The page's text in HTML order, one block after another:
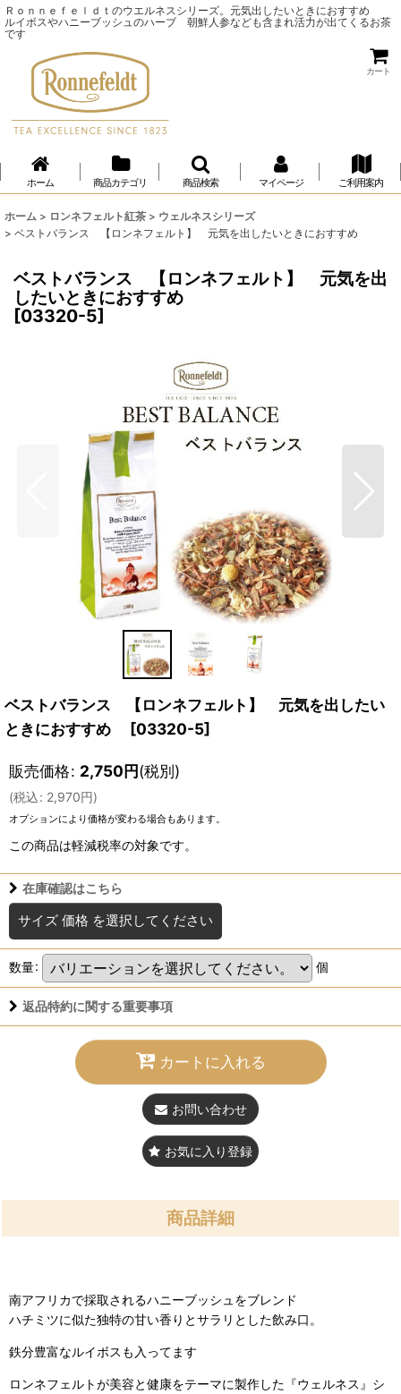
Ｒｏｎｎｅｆｅｌｄｔのウエルネスシリーズ。元気出したいときにおすすめ
ルイボスやハニーブッシュのハーブ 朝鮮人参なども含まれ活力が出てくるお茶
です
カート
ホーム 商品カテゴリ 商品検索 マイページ ご利用案内
ホーム > ロンネフェルト紅茶 > ウェルネスシリーズ
> ベストバランス 【ロンネフェルト】 元気を出したいときにおすすめ
ベストバランス 【ロンネフェルト】 元気を出
したいときにおすすめ
[03320-5]
ベストバランス 【ロンネフェルト】 元気を出したい
ときにおすすめ
[03320-5]
販売価格: 2,750円(税別)
(税込: 2,970円)
オプションにより価格が変わる場合もあります。
この商品は軽減税率の対象です。
在庫確認はこちら
サイズ 価格 を選択してください
数量: 個
返品特約に関する重要事項
カートに入れる
お問い合わせ
お気に入り登録
商品詳細
南アフリカで採取されるハニーブッシュをブレンド
ハチミツに似た独特の甘い香りとサラリとした飲み口。
鉄分豊富なルイボスも入ってます
ロンネフェルトが美容と健康をテーマに製作した『ウェルネス』シ